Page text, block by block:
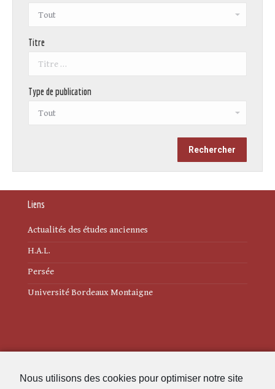
Nous utilisons des cookies pour optimiser notre site
Titre
Type de publication
Liens
Actualités des études anciennes
H.A.L.
Persée
Université Bordeaux Montaigne
Politique de cookies (UE)